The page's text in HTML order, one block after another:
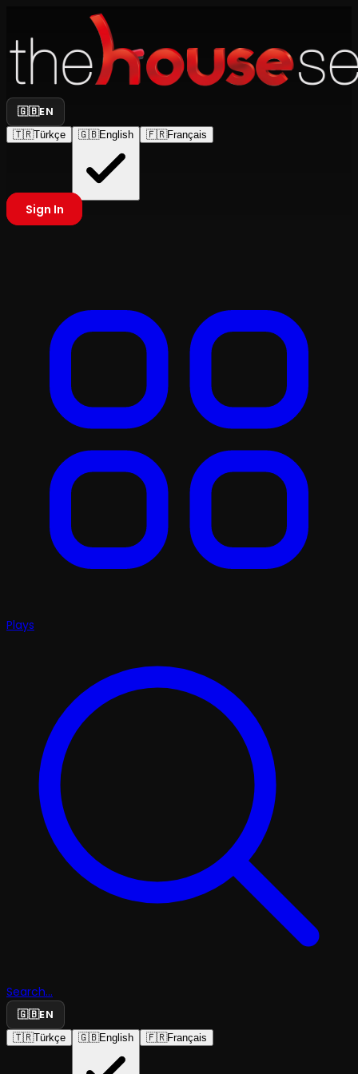
🇬🇧EN
🇹🇷Türkçe 🇬🇧English 🇫🇷Français
Sign In
Plays
Search...
🇬🇧EN
🇹🇷Türkçe 🇬🇧English 🇫🇷Français